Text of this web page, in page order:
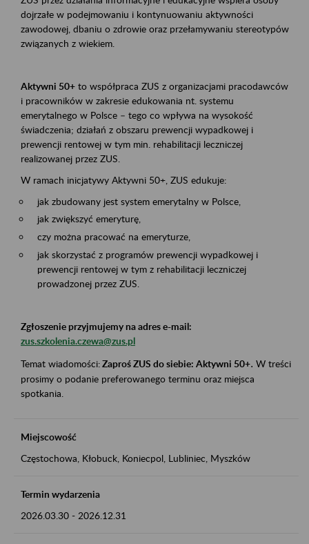
dojrzałe w podejmowaniu i kontynuowaniu aktywności
zawodowej, dbaniu o zdrowie oraz przełamywaniu stereotypów
związanych z wiekiem.
Aktywni 50+ to współpraca ZUS z organizacjami pracodawców
i pracowników w zakresie edukowania nt. systemu
emerytalnego w Polsce – tego co wpływa na wysokość
świadczenia; działań z obszaru prewencji wypadkowej i
prewencji rentowej w tym min. rehabilitacji leczniczej
realizowanej przez ZUS.
W ramach inicjatywy Aktywni 50+, ZUS edukuje:
jak zbudowany jest system emerytalny w Polsce,
jak zwiększyć emeryturę,
czy można pracować na emeryturze,
jak skorzystać z programów prewencji wypadkowej i
prewencji rentowej w tym z rehabilitacji leczniczej
prowadzonej przez ZUS.
Zgłoszenie przyjmujemy na adres e-mail:
zus.szkolenia.czewa@zus.pl
Temat wiadomości:Zaproś ZUS do siebie: Aktywni 50+. W treści
prosimy o podanie preferowanego terminu oraz miejsca
spotkania.
Miejscowość
Częstochowa, Kłobuck, Koniecpol, Lubliniec, Myszków
Termin wydarzenia
2026.03.30 - 2026.12.31